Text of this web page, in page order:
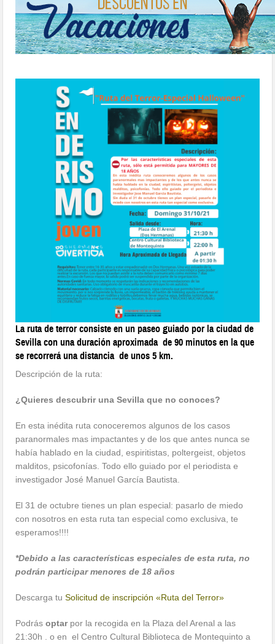
La ruta de terror consiste en un paseo guiado por la ciudad de
Sevilla con una duración aproximada de 90 minutos en la que
se recorrerá una distancia de unos 5 km.
Descripción de la ruta:
¿Quieres descubrir una Sevilla que no conoces?
En esta inédita ruta conoceremos algunos de los casos
paranormales mas impactantes y de los que antes nunca se
había hablado en la ciudad, espiritistas, poltergeist, objetos
malditos, psicofonías. Todo ello guiado por el periodista e
investigador José Manuel García Bautista.
El 31 de octubre tienes un plan especial: pasarlo de miedo
con nosotros en esta ruta tan especial como exclusiva, te
esperamos!!!!
*Debido a las características especiales de esta ruta, no
podrán participar menores de 18 años
Descarga tuSolicitud de inscripción «Ruta del Terror»
Podrásoptarpor la recogida en la Plaza del Arenal a las
21:30h . o en el Centro Cultural Biblioteca de Montequinto a